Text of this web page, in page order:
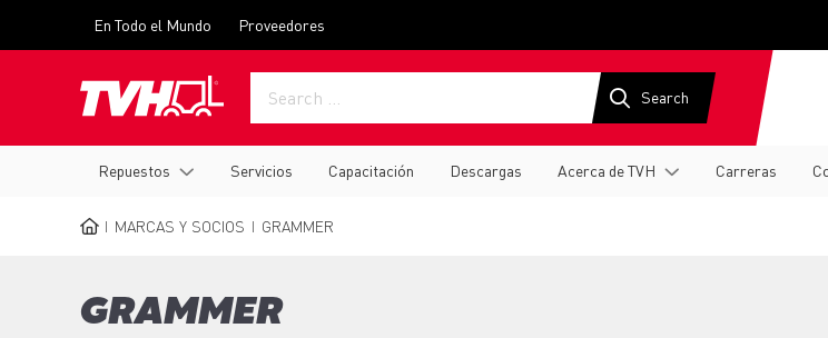
menu
En Todo el Mundo Proveedores
navigation
Repuestos Servicios Capacitación Descargas Acerca de TVH Carreras
MARCAS Y SOCIOS GRAMMER
GRAMMER